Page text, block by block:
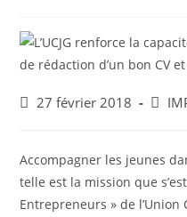
27 février 2018
Accompagner les jeunes
telle est la mission que
Entrepreneurs » de l’Union